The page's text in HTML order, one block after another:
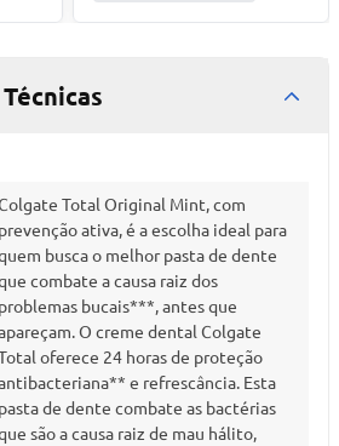
Total Original Mint, com
prevenção ativa, é a escolha ideal para
busca o melhor pasta de dente
combate a causa raiz dos
problemas bucais***, antes que
O creme dental Colgate
oferece 24 horas de proteção
e refrescância. Esta
pasta de dente combate as bactérias
são a causa raiz de mau hálito,